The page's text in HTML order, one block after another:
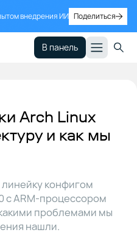
внедрения ИИ Поделиться
В панель
Arch Linux
и как мы
конфигом
с ARM-процессором
проблемами мы
нашли.